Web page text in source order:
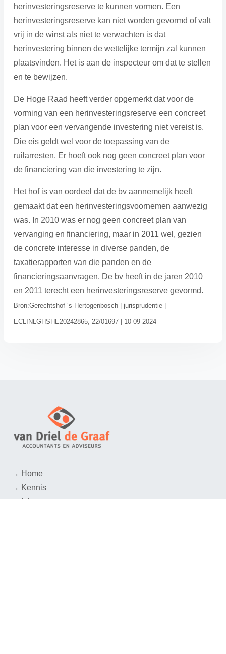
herinvesteringsreserve te kunnen vormen. Een
herinvesteringsreserve kan niet worden gevormd of valt
vrij in de winst als niet te verwachten is dat
herinvestering binnen de wettelijke termijn zal kunnen
plaatsvinden. Het is aan de inspecteur om dat te stellen
en te bewijzen.
De Hoge Raad heeft verder opgemerkt dat voor de
vorming van een herinvesteringsreserve een concreet
plan voor een vervangende investering niet vereist is.
Die eis geldt wel voor de toepassing van de
ruilarresten. Er hoeft ook nog geen concreet plan voor
de financiering van die investering te zijn.
Het hof is van oordeel dat de bv aannemelijk heeft
gemaakt dat een herinvesteringsvoornemen aanwezig
was. In 2010 was er nog geen concreet plan van
vervanging en financiering, maar in 2011 wel, gezien
de concrete interesse in diverse panden, de
taxatierapporten van die panden en de
financieringsaanvragen. De bv heeft in de jaren 2010
en 2011 terecht een herinvesteringsreserve gevormd.
Bron:Gerechtshof ‘s-Hertogenbosch | jurisprudentie |
ECLINLGHSHE20242865, 22/01697 | 10-09-2024
→ Home
→ Kennis
→ Inloggen